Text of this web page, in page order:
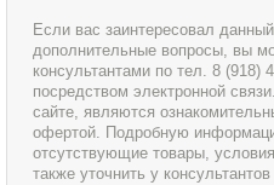
Если вас заинтересовал
дополнительные вопросы, вы
консультантами по тел. 8 (918)
посредством электронной
сайте, являются
офертой. Подробную
отсутствующие товары,
также уточнить у